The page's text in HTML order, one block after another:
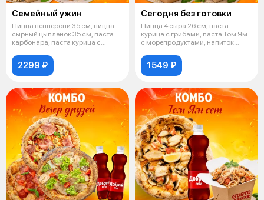
Семейный ужин
Пицца пепперони 35 см, пицца
сырный цыпленок 35 см, паста
карбонара, паста курица с
2299 ₽
Сегодня без готовки
Пицца 4 сыра 26 см, паста
курица с грибами, паста Том Ям
с морепродуктами, напиток
1549 ₽